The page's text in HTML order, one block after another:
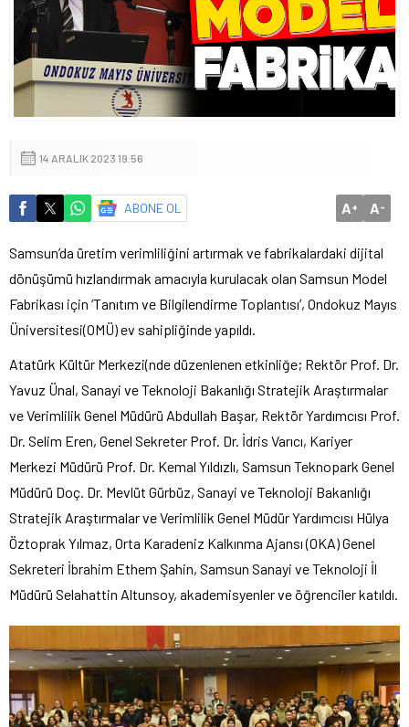
14 ARALIK 2023 19:56
ABONE OL A+ A-
Samsun’da üretim verimliliğini artırmak ve fabrikalardaki dijital
dönüşümü hızlandırmak amacıyla kurulacak olan Samsun Model
Fabrikası için ‘Tanıtım ve Bilgilendirme Toplantısı’, Ondokuz Mayıs
Üniversitesi(OMÜ) ev sahipliğinde yapıldı.
Atatürk Kültür Merkezi(nde düzenlenen etkinliğe; Rektör Prof. Dr.
Yavuz Ünal, Sanayi ve Teknoloji Bakanlığı Stratejik Araştırmalar
ve Verimlilik Genel Müdürü Abdullah Başar, Rektör Yardımcısı Prof.
Dr. Selim Eren, Genel Sekreter Prof. Dr. İdris Varıcı, Kariyer
Merkezi Müdürü Prof. Dr. Kemal Yıldızlı, Samsun Teknopark Genel
Müdürü Doç. Dr. Mevlüt Gürbüz, Sanayi ve Teknoloji Bakanlığı
Stratejik Araştırmalar ve Verimlilik Genel Müdür Yardımcısı Hülya
Öztoprak Yılmaz, Orta Karadeniz Kalkınma Ajansı (OKA) Genel
Sekreteri İbrahim Ethem Şahin, Samsun Sanayi ve Teknoloji İl
Müdürü Selahattin Altunsoy, akademisyenler ve öğrenciler katıldı.